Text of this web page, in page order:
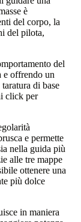
è
del corpo, la
del pilota,
del
e offrendo un
di base
click per
e permette
nella guida più
alle tre mappe
ottenere una
più dolce
in maniera